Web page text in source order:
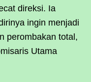
direksi. Ia
ingin menjadi
perombakan total,
Utama